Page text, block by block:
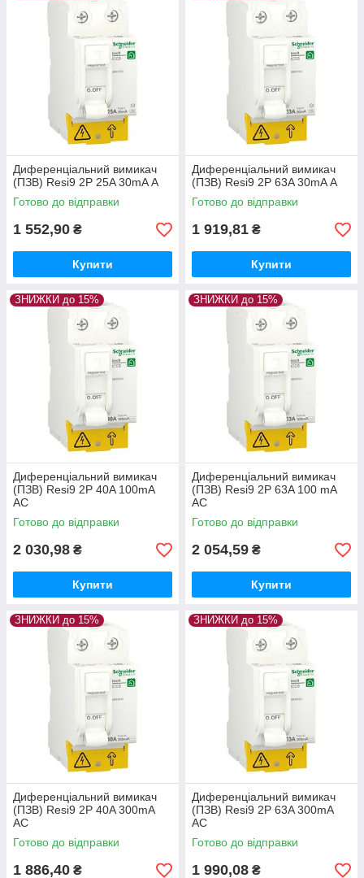
Диференціальний вимикач
(ПЗВ) Resi9 2P 25A 30mA А
Готово до відправки
1 552,90 ₴
Купити
Диференціальний вимикач
(ПЗВ) Resi9 2P 63A 30mA А
Готово до відправки
1 919,81 ₴
Купити
ЗНИЖКИ до 15%
Диференціальний вимикач
(ПЗВ) Resi9 2P 40A 100mA
АС
Готово до відправки
2 030,98 ₴
Купити
ЗНИЖКИ до 15%
Диференціальний вимикач
(ПЗВ) Resi9 2P 63A 100 mA
АС
Готово до відправки
2 054,59 ₴
Купити
ЗНИЖКИ до 15%
Диференціальний вимикач
(ПЗВ) Resi9 2P 40A 300mA
АС
Готово до відправки
1 886,40 ₴
ЗНИЖКИ до 15%
Диференціальний вимикач
(ПЗВ) Resi9 2P 63A 300mA
АС
Готово до відправки
1 990,08 ₴